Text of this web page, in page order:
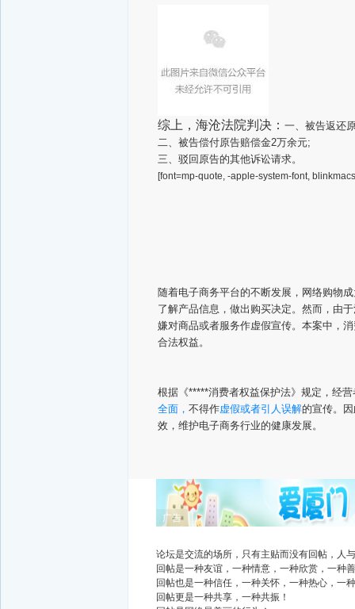
综上，海沧法院判决： 一、被告返还
二、被告偿付原告赔偿金2万余元;
三、驳回原告的其他诉讼请求。
[font=mp-quote, -apple-system-font,
随着电子商务平台的不断发展，网络购物
了解产品信息，做出购买决定。然而，由
嫌对商品或者服务作虚假宣传。本案中，
合法权益。
根据《*****消费者权益保护法》规定，经
全面， 不得作虚假或者引人误解的宣传。
效，维护电子商务行业的健康发展。
广告
论坛是交流的场所，只有主贴而没有回帖，人
回帖是一种友谊，一种情意，一种欣赏，一种
回帖也是一种信任，一种关怀，一种热心，一
回帖更是一种共享，一种共振！